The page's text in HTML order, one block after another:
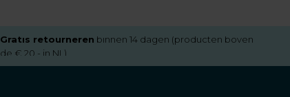
Gratis retourneren binnen 14 dagen (producten boven
de € 20,- in NL)